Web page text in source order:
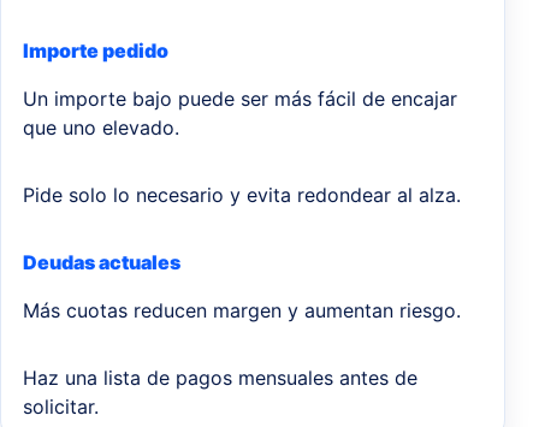
Importe pedido
Un importe bajo puede ser más fácil de encajar
que uno elevado.
Pide solo lo necesario y evita redondear al alza.
Deudas actuales
Más cuotas reducen margen y aumentan riesgo.
Haz una lista de pagos mensuales antes de
solicitar.